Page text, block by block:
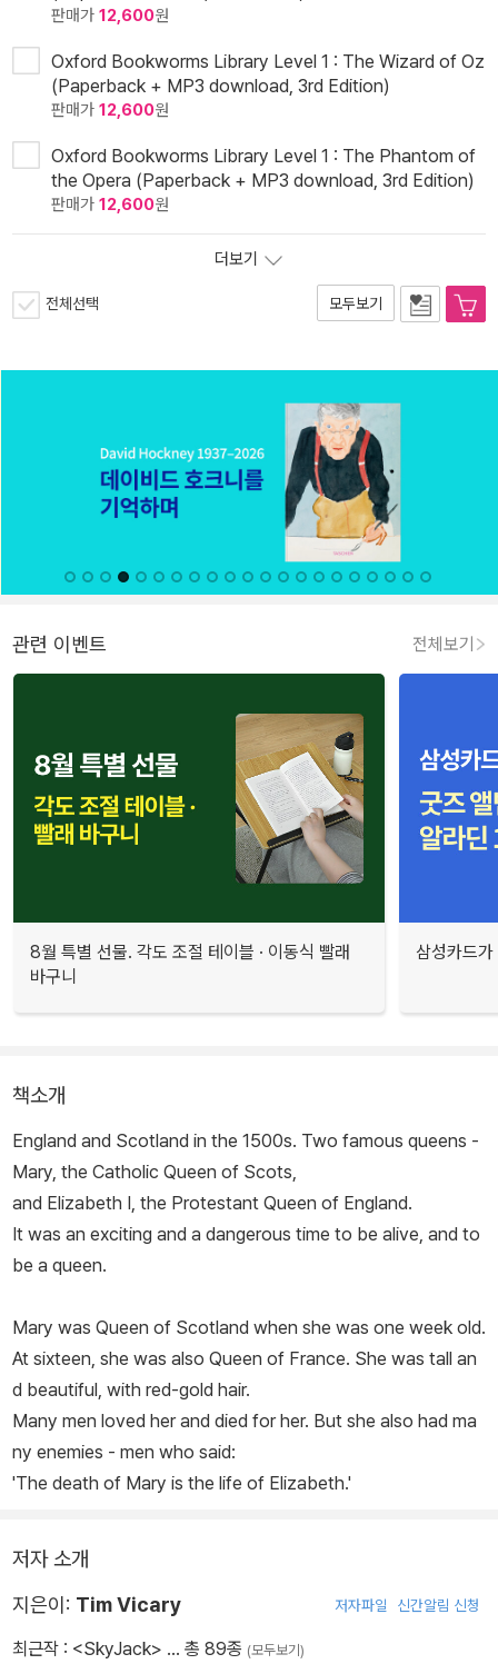
판매가 12,600원
Oxford Bookworms Library Level 1 : The Wizard of Oz
(Paperback + MP3 download, 3rd Edition)
판매가 12,600원
Oxford Bookworms Library Level 1 : The Phantom of
the Opera (Paperback + MP3 download, 3rd Edition)
판매가 12,600원
더보기
전체선택 모두보기
관련 이벤트 전체보기
8월 특별 선물. 각도 조절 테이블 · 이동식 빨래
바구니
삼성카드
책소개
England and Scotland in the 1500s. Two famous queens -
Mary, the Catholic Queen of Scots,
and Elizabeth I, the Protestant Queen of England.
It was an exciting and a dangerous time to be alive, and to
be a queen.
Mary was Queen of Scotland when she was one week old.
At sixteen, she was also Queen of France. She was tall an
d beautiful, with red-gold hair.
Many men loved her and died for her. But she also had ma
ny enemies - men who said:
'The death of Mary is the life of Elizabeth.'
저자 소개
지은이: Tim Vicary 저자파일 신간알림 신청
최근작 : <SkyJack> … 총 89종 (모두보기)